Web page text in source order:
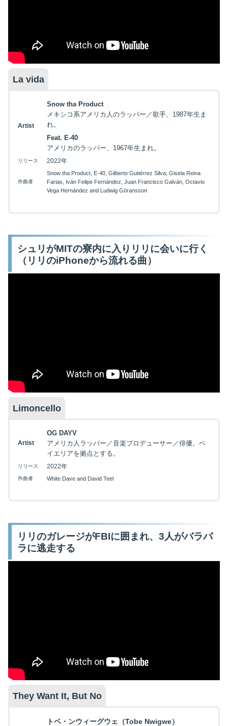
La vida
Artist
Snow tha Product
メキシコ系アメリカ人のラッパー／歌手、1987年生ま
れ。
Feat. E-40
アメリカのラッパー、1967年生まれ。
リリース 2022年
作曲者
Snow tha Product, E-40, Gilberto Gutiérrez Silva, Gisela Reina
Farias, Iván Felipe Fernández, Juan Francisco Galván, Octavio
Vega Hernández and Ludwig Göransson
シュリがMITの寮内に入りリリに会いに行く
（リリのiPhoneから流れる曲）
Limoncello
Artist
OG DAYV
アメリカ人ラッパー／音楽プロデューサー／俳優。ベ
イエリアを拠点とする。
リリース 2022年
作曲者 White Dave and David Teel
リリのガレージがFBIに囲まれ、3人がバラバ
ラに逃走する
They Want It, But No
トベ・ンウィーグウェ（Tobe Nwigwe）
下記を選択して絞り込み検索もできます